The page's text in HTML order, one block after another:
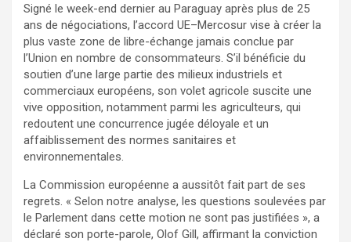
Signé le week-end dernier au Paraguay après plus de 25
ans de négociations, l’accord UE–Mercosur vise à créer la
plus vaste zone de libre-échange jamais conclue par
l’Union en nombre de consommateurs. S’il bénéficie du
soutien d’une large partie des milieux industriels et
commerciaux européens, son volet agricole suscite une
vive opposition, notamment parmi les agriculteurs, qui
redoutent une concurrence jugée déloyale et un
affaiblissement des normes sanitaires et
environnementales.
La Commission européenne a aussitôt fait part de ses
regrets. « Selon notre analyse, les questions soulevées par
le Parlement dans cette motion ne sont pas justifiées », a
déclaré son porte-parole, Olof Gill, affirmant la conviction